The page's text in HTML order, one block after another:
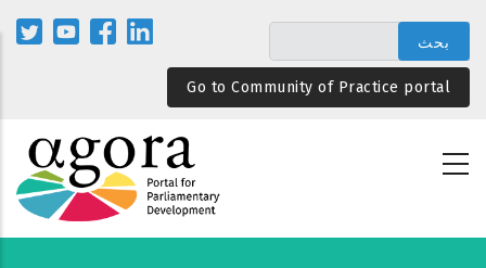
المحتوى
الرئيسيGo to Community of Practice portal